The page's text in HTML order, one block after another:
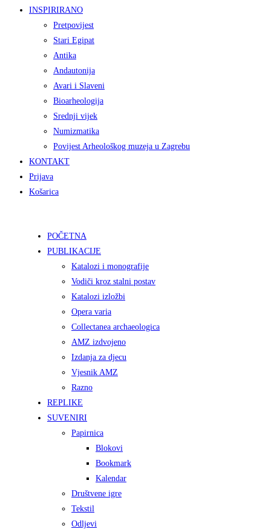
INSPIRIRANO
Pretpovijest
Stari Egipat
Antika
Andautonija
Avari i Slaveni
Bioarheologija
Srednji vijek
Numizmatika
Povijest Arheološkog muzeja u Zagrebu
KONTAKT
Prijava
Košarica
POČETNA
PUBLIKACIJE
Katalozi i monografije
Vodiči kroz stalni postav
Katalozi izložbi
Opera varia
Collectanea archaeologica
AMZ izdvojeno
Izdanja za djecu
Vjesnik AMZ
Razno
REPLIKE
SUVENIRI
Papirnica
Blokovi
Bookmark
Kalendar
Društvene igre
Tekstil
Odljevi